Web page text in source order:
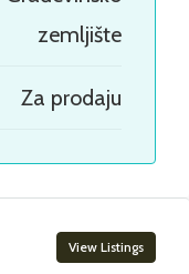
zemljište
Za prodaju
View Listings